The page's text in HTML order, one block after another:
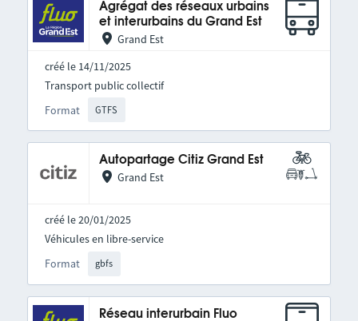
Agrégat des réseaux urbains
et interurbains du Grand Est
Grand Est
créé le 14/11/2025
Format GTFS
Transport public collectif
Autopartage Citiz Grand Est
Grand Est
créé le 20/01/2025
Format gbfs
Véhicules en libre-service
Réseau interurbain Fluo